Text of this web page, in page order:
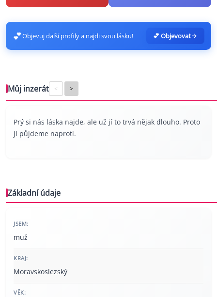
💕Objevuj další profily a najdi svou lásku! 💕 Objevovat
Můj inzerát < >
Prý si nás láska najde, ale už jí to trvá nějak dlouho. Proto
jí půjdeme naproti.
Základní údaje
JSEM:
muž
KRAJ:
Moravskoslezský
VĚK: